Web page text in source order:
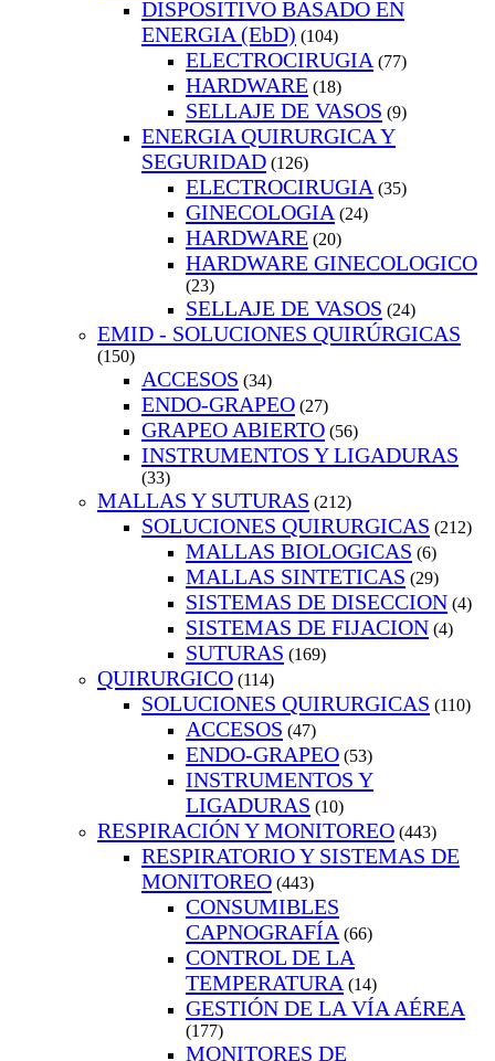
DISPOSITIVO BASADO EN
ENERGIA (EbD) (104)
ELECTROCIRUGIA (77)
HARDWARE (18)
SELLAJE DE VASOS (9)
ENERGIA QUIRURGICA Y
SEGURIDAD (126)
ELECTROCIRUGIA (35)
GINECOLOGIA (24)
HARDWARE (20)
HARDWARE GINECOLOGICO
(23)
SELLAJE DE VASOS (24)
EMID - SOLUCIONES QUIRÚRGICAS
(150)
ACCESOS (34)
ENDO-GRAPEO (27)
GRAPEO ABIERTO (56)
INSTRUMENTOS Y LIGADURAS
(33)
MALLAS Y SUTURAS (212)
SOLUCIONES QUIRURGICAS (212)
MALLAS BIOLOGICAS (6)
MALLAS SINTETICAS (29)
SISTEMAS DE DISECCION (4)
SISTEMAS DE FIJACION (4)
SUTURAS (169)
QUIRURGICO (114)
SOLUCIONES QUIRURGICAS (110)
ACCESOS (47)
ENDO-GRAPEO (53)
INSTRUMENTOS Y
LIGADURAS (10)
RESPIRACIÓN Y MONITOREO (443)
RESPIRATORIO Y SISTEMAS DE
MONITOREO (443)
CONSUMIBLES
CAPNOGRAFÍA (66)
CONTROL DE LA
TEMPERATURA (14)
GESTIÓN DE LA VÍA AÉREA
(177)
MONITORES DE